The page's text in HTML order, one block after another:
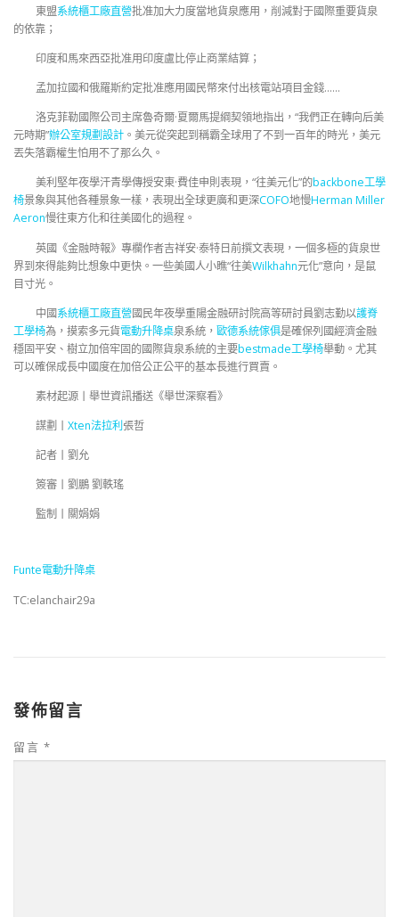
東盟系統櫃工廠直營批准加大力度當地貨泉應用，削減對于國際重要貨泉
的依靠；
印度和馬來西亞批准用印度盧比停止商業結算；
孟加拉國和俄羅斯約定批准應用國民幣來付出核電站項目金錢……
洛克菲勒國際公司主席魯奇爾·夏爾馬提綱契領地指出，“我們正在轉向后美
元時期”辦公室規劃設計 。美元從突起到稱霸全球用了不到一百年的時光，美元
丟失落霸權生怕用不了那么久。
美利堅年夜學汗青學傳授安東·費佳申則表現，“往美元化”的backbone工學
椅景象與其他各種景象一樣，表現出全球更廣和更深COFO地慢Herman Miller
Aeron慢往東方化和往美國化的過程。
英國《金融時報》專欄作者吉祥安·泰特日前撰文表現，一個多極的貨泉世
界到來得能夠比想象中更快。一些美國人小瞧“往美Wilkhahn元化”意向，是鼠
目寸光。
中國系統櫃工廠直營國民年夜學重陽金融研討院高等研討員劉志勤以護脊
工學椅為，摸索多元貨電動升降桌泉系統， 歐德系統傢俱是確保列國經濟金融
穩固平安、樹立加倍牢固的國際貨泉系統的主要bestmade工學椅舉動。尤其
可以確保成長中國度在加倍公正公平的基本長進行買賣。
素材起源丨舉世資訊播送《舉世深察看》
謀劃丨 Xten法拉利張哲
記者丨劉允
簽審丨劉鵬 劉軼瑤
監制丨關娟娟
Funte電動升降桌
TC:elanchair29a
發佈留言
留言 *